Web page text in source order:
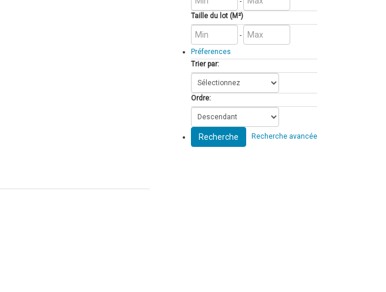
Taille du lot (M²)
-
Préferences
Trier par:
Ordre:
Recherche Recherche avancée